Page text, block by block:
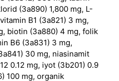
(3a890) 1,800 mg, L-
B1 (3a821) 3 mg,
biotin (3a880) 4 mg, folik
B6 (3a831) 3 mg,
30 mg, niasinamit
0.12 mg, iyot (3b201) 0.9
100 mg, organik